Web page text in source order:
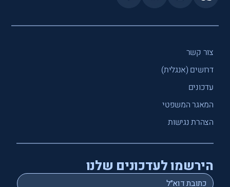
צור קשר
דרושים (אנגלית)
עדכונים
המאגר המשפטי
הצהרת נגישות
הירשמו לעדכונים שלנו
Email
*